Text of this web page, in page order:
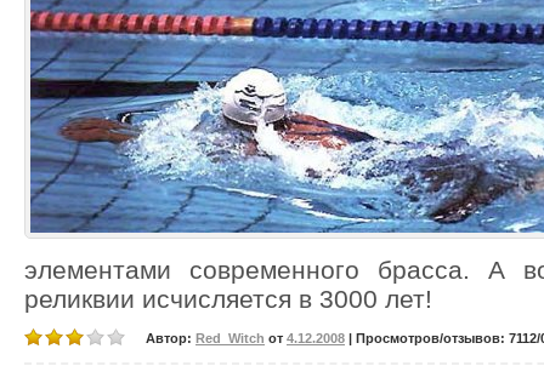
элементами современного брасса. А
реликвии исчисляется в 3000 лет!
Автор: Red_Witch от 4.12.2008 | Просмотров/отзывов: 7112/